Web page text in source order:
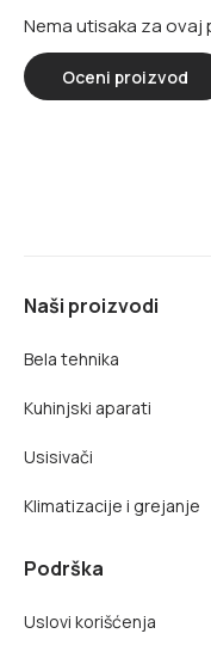
Nema utisaka za ovaj
Oceni proizvod
Naši proizvodi
Bela tehnika
Kuhinjski aparati
Usisivači
Klimatizacije i grejanje
Podrška
Uslovi korišćenja